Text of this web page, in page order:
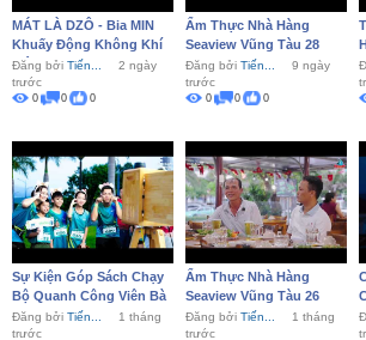
MÁT LÀ DZÔ - Bia MIN
Khuấy Động Không Khí
Tiệc...
Đăng bởi Tiến...
2 ngày
trước
0 0 0
Ẩm Thực Nhà Hàng
Seaview Vũng Tàu 28
Đăng bởi Tiến...
9 ngày
trước
0 0 0
Sự Kiện Góp Sách Chạy
Bộ Quanh Công Viên Bà
Rịa
Đăng bởi Tiến...
1 tháng
trước
Ẩm Thực Nhà Hàng
Seaview Vũng Tàu 26
Đăng bởi Tiến...
1 tháng
trước